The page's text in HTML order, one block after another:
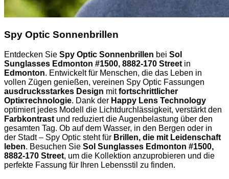
Spy Optic Sonnenbrillen
Entdecken Sie Spy Optic Sonnenbrillen bei Sol
Sunglasses Edmonton #1500, 8882-170 Street in
Edmonton. Entwickelt für Menschen, die das Leben in
vollen Zügen genießen, vereinen Spy Optic Fassungen
ausdrucksstarkes Design mitfortschrittlicher
Optiктechnologie. Dank der Happy Lens Technology
optimiert jedes Modell die Lichtdurchlässigkeit, verstärkt den
Farbkontrast und reduziert die Augenbelastung über den
gesamten Tag. Ob auf dem Wasser, in den Bergen oder in
der Stadt – Spy Optic steht für Brillen, die mit Leidenschaft
leben. Besuchen Sie Sol Sunglasses Edmonton #1500,
8882-170 Street, um die Kollektion anzuprobieren und die
perfekte Fassung für Ihren Lebensstil zu finden.